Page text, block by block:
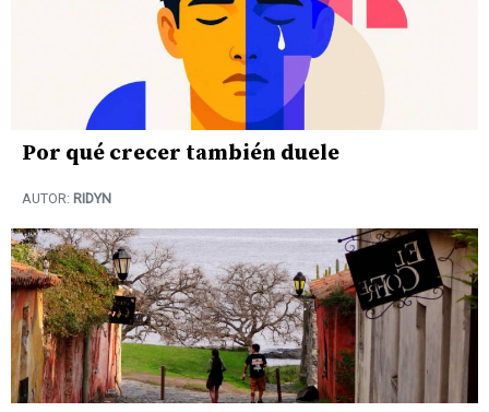
Por qué crecer también duele
AUTOR: RIDYN